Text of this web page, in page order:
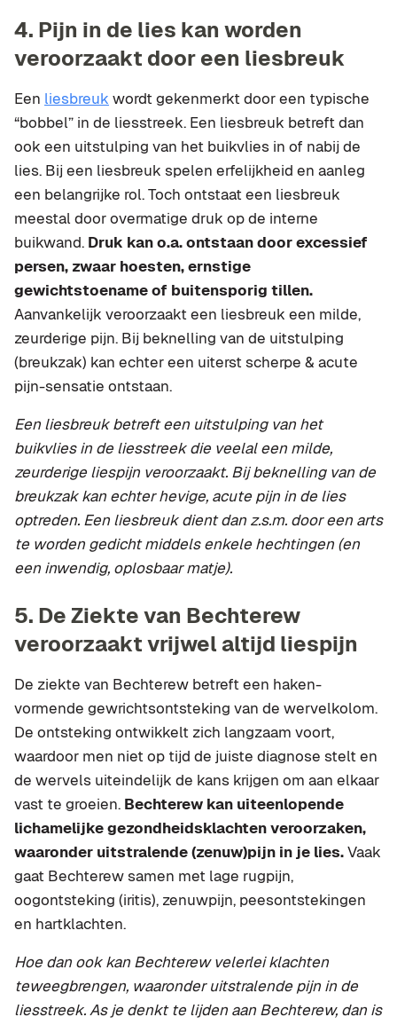
4. Pijn in de lies kan worden
veroorzaakt door een liesbreuk
Een liesbreuk wordt gekenmerkt door een typische
“bobbel” in de liesstreek. Een liesbreuk betreft dan
ook een uitstulping van het buikvlies in of nabij de
lies. Bij een liesbreuk spelen erfelijkheid en aanleg
een belangrijke rol. Toch ontstaat een liesbreuk
meestal door overmatige druk op de interne
buikwand. Druk kan o.a. ontstaan door excessief
persen, zwaar hoesten, ernstige
gewichtstoename of buitensporig tillen.
Aanvankelijk veroorzaakt een liesbreuk een milde,
zeurderige pijn. Bij beknelling van de uitstulping
(breukzak) kan echter een uiterst scherpe & acute
pijn-sensatie ontstaan.
Een liesbreuk betreft een uitstulping van het
buikvlies in de liesstreek die veelal een milde,
zeurderige liespijn veroorzaakt. Bij beknelling van de
breukzak kan echter hevige, acute pijn in de lies
optreden. Een liesbreuk dient dan z.s.m. door een arts
te worden gedicht middels enkele hechtingen (en
een inwendig, oplosbaar matje).
5. De Ziekte van Bechterew
veroorzaakt vrijwel altijd liespijn
De ziekte van Bechterew betreft een haken-
vormende gewrichtsontsteking van de wervelkolom.
De ontsteking ontwikkelt zich langzaam voort,
waardoor men niet op tijd de juiste diagnose stelt en
de wervels uiteindelijk de kans krijgen om aan elkaar
vast te groeien. Bechterew kan uiteenlopende
lichamelijke gezondheidsklachten veroorzaken,
waaronder uitstralende (zenuw)pijn in je lies.Vaak
gaat Bechterew samen met lage rugpijn,
oogontsteking (iritis), zenuwpijn, peesontstekingen
en hartklachten.
Hoe dan ook kan Bechterew velerlei klachten
teweegbrengen, waaronder uitstralende pijn in de
liesstreek. As je denkt te lijden aan Bechterew, dan is